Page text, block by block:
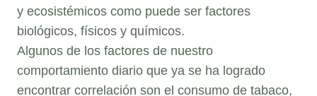
y ecosistémicos como puede ser factores
biológicos, físicos y químicos.
Algunos de los factores de nuestro
comportamiento diario que ya se ha logrado
encontrar correlación son el consumo de tabaco,